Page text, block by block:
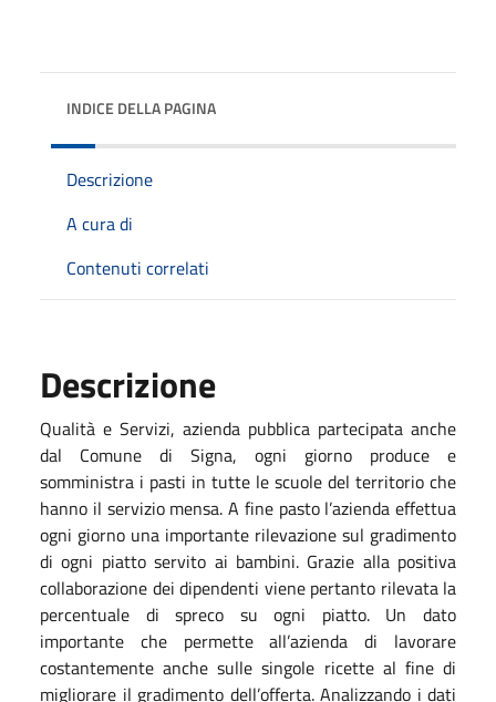
INDICE DELLA PAGINA
Descrizione
A cura di
Contenuti correlati
Descrizione
Qualità e Servizi, azienda pubblica partecipata anche
dal Comune di Signa, ogni giorno produce e
somministra i pasti in tutte le scuole del territorio che
hanno il servizio mensa. A fine pasto l’azienda effettua
ogni giorno una importante rilevazione sul gradimento
di ogni piatto servito ai bambini. Grazie alla positiva
collaborazione dei dipendenti viene pertanto rilevata la
percentuale di spreco su ogni piatto. Un dato
importante che permette all’azienda di lavorare
costantemente anche sulle singole ricette al fine di
migliorare il gradimento dell’offerta. Analizzando i dati